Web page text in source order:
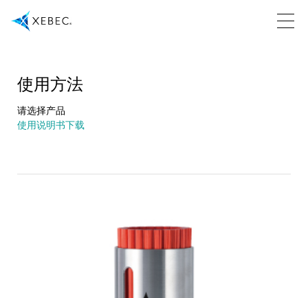
使用方法
请选择产品
使用说明书下载